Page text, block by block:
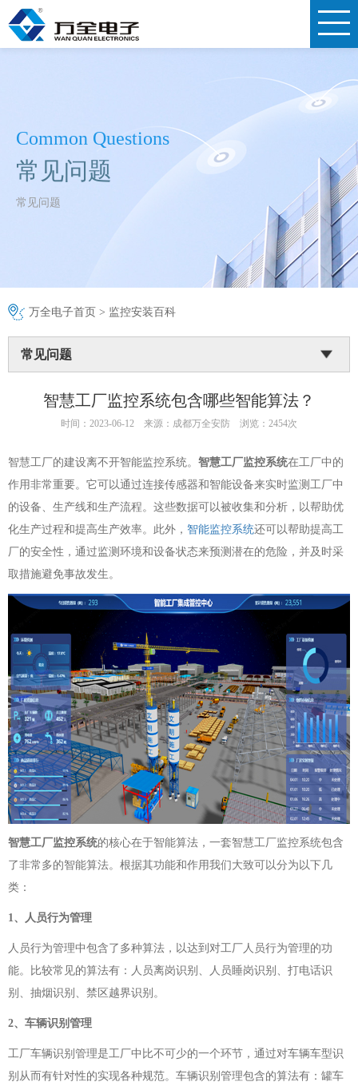
Common Questions
常见问题
常见问题
万全电子首页 > 监控安装百科
常见问题
智慧工厂监控系统包含哪些智能算法？
时间：2023-06-12 来源：成都万全安防 浏览：2454次
智慧工厂的建设离不开智能监控系统。 智慧工厂监控系统在工厂中的
作用非常重要。它可以通过连接传感器和智能设备来实时监测工厂中
的设备、生产线和生产流程。这些数据可以被收集和分析，以帮助优
化生产过程和提高生产效率。此外， 智能监控系统还可以帮助提高工
厂的安全性，通过监测环境和设备状态来预测潜在的危险，并及时采
取措施避免事故发生。
智慧工厂监控系统的核心在于智能算法，一套智慧工厂监控系统包含
了非常多的智能算法。根据其功能和作用我们大致可以分为以下几
类：
1、人员行为管理
人员行为管理中包含了多种算法，以达到对工厂人员行为管理的功
能。比较常见的算法有：人员离岗识别、人员睡岗识别、打电话识
别、抽烟识别、禁区越界识别。
2、车辆识别管理
工厂车辆识别管理是工厂中比不可少的一个环节，通过对车辆车型识
别从而有针对性的实现各种规范。车辆识别管理包含的算法有：罐车